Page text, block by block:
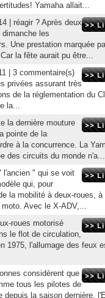
Yamaha allait...
| réagir ? Après deux
les
Une prestation marquée
la fête aurait pu être...
| 3 commentaire(s)
privées assurant très
de la réglementation du
la...
la dernière mouture
pointe de la
à la concurrence. La
des circuits du monde n'a...
l'ancien " qui se voit
qui, pour
la mobilité à deux-roues,
Avec le X-ADV,...
roues motorisé
le flot de circulation,
1975, l'allumage des feux
considèrent que
tous les pilotes de
la saison dernière,